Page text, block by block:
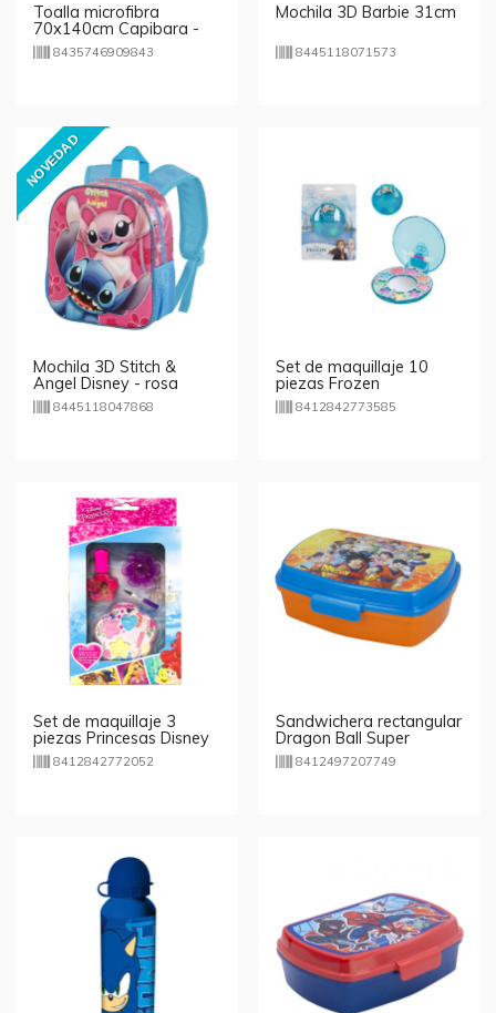
Toalla microfibra
70x140cm Capibara -
rosa8435746909843
Mochila 3D Barbie 31cm
8445118071573
NOVEDAD
Mochila 3D Stitch &
Angel Disney - rosa
8445118047868
Set de maquillaje 10
piezas Frozen
8412842773585
Set de maquillaje 3
piezas Princesas Disney
8412842772052
Sandwichera rectangular
Dragon Ball Super
8412497207749